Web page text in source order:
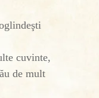
cuvinte,
de mult